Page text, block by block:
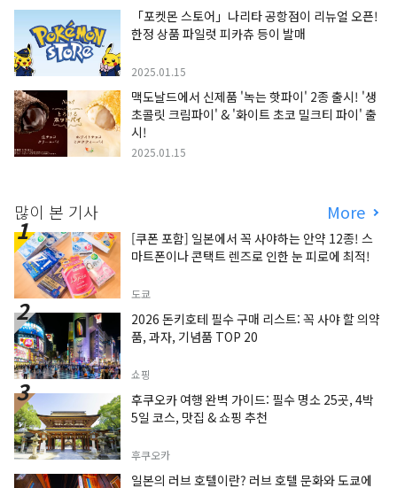
「포켓몬 스토어」나리타 공항점이 리뉴얼 오픈!
한정 상품 파일럿 피카츄 등이 발매
2025.01.15
맥도날드에서 신제품 '녹는 핫파이' 2종 출시! '생
초콜릿 크림파이' & '화이트 초코 밀크티 파이' 출
시!
2025.01.15
많이 본 기사 More
[쿠폰 포함] 일본에서 꼭 사야하는 안약 12종! 스
마트폰이나 콘택트 렌즈로 인한 눈 피로에 최적!
도쿄
2026 돈키호테 필수 구매 리스트: 꼭 사야 할 의약
품, 과자, 기념품 TOP 20
쇼핑
후쿠오카 여행 완벽 가이드: 필수 명소 25곳, 4박
5일 코스, 맛집 & 쇼핑 추천
후쿠오카
일본의 러브 호텔이란? 러브 호텔 문화와 도쿄에